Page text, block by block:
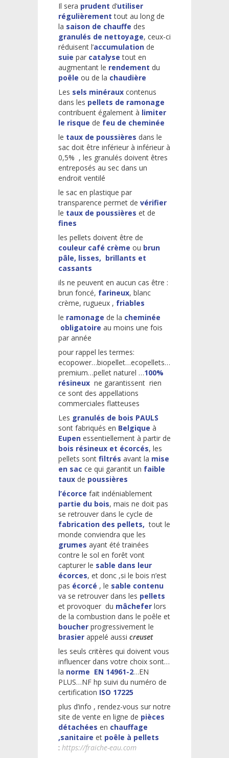
Il sera prudent d’utiliser
régulièrement tout au long de
la saison de chauffe des
granulés de nettoyage, ceux-ci
réduisent l’accumulation de
suie par catalyse tout en
augmentant le rendement du
poêle ou de la chaudière
Les sels minéraux contenus
dans les pellets de ramonage
contribuent également à limiter
le risque de feu de cheminée
le taux de poussières dans le
sac doit être inférieur à inférieur à
0,5% , les granulés doivent êtres
entreposés au sec dans un
endroit ventilé
le sac en plastique par
transparence permet de vérifier
le taux de poussières et de
fines
les pellets doivent être de
couleur café crème ou brun
pâle, lisses, brillants et
cassants
ils ne peuvent en aucun cas être :
brun foncé, farineux, blanc
crème, rugueux , friables
le ramonage de la cheminée
obligatoire au moins une fois
par année
pour rappel les termes:
ecopower…biopellet…ecopellets…
premium…pellet naturel …100%
résineux ne garantissent rien
ce sont des appellations
commerciales flatteuses
Les granulés de bois PAULS
sont fabriqués en Belgique à
Eupen essentiellement à partir de
bois résineux et écorcés, les
pellets sont filtrés avant la mise
en sac ce qui garantit un faible
taux de poussières
l’écorce fait indéniablement
partie du bois, mais ne doit pas
se retrouver dans le cycle de
fabrication des pellets, tout le
monde conviendra que les
grumes ayant été trainées
contre le sol en forêt vont
capturer le sable dans leur
écorces, et donc ,si le bois n’est
pas écorcé , le sable contenu
va se retrouver dans les pellets
et provoquer du mâchefer lors
de la combustion dans le poêle et
boucher progressivement le
brasier appelé aussi creuset
les seuls critères qui doivent vous
influencer dans votre choix sont…
la norme EN 14961-2…EN
PLUS…NF hp suivi du numéro de
certification ISO 17225
plus d’info , rendez-vous sur notre
site de vente en ligne de pièces
détachées en chauffage
,sanitaire et poêle à pellets
: https://fraiche-eau.com